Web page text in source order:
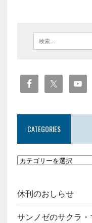
CATEGORIES
休刊のおしらせ
サンノゼのサクラ